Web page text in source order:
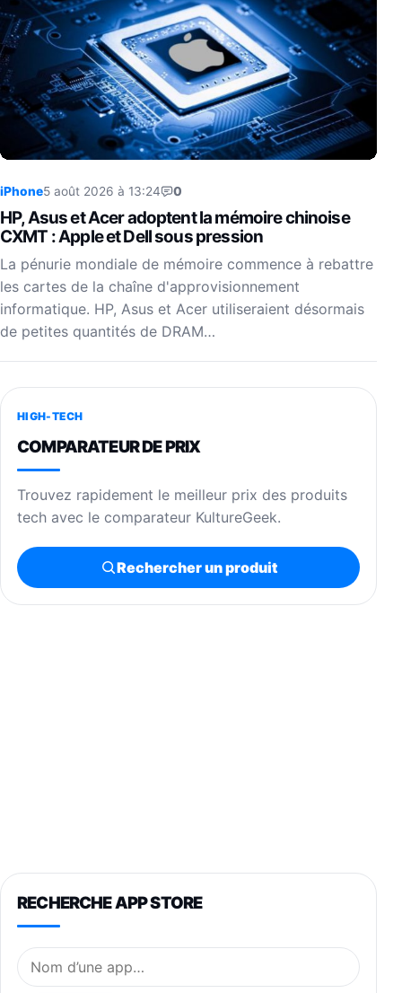
iPhone5 août 2026 à 13:24 0
HP, Asus et Acer adoptent la mémoire chinoise
CXMT : Apple et Dell sous pression
La pénurie mondiale de mémoire commence à rebattre
les cartes de la chaîne d'approvisionnement
informatique. HP, Asus et Acer utiliseraient désormais
de petites quantités de DRAM…
HIGH-TECH
COMPARATEUR DE PRIX
Trouvez rapidement le meilleur prix des produits
tech avec le comparateur KultureGeek.
Rechercher un produit
RECHERCHE APP STORE
Nom de l’application